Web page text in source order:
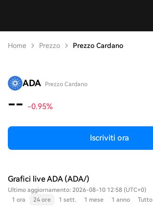
Home Prezzo Prezzo Cardano
ADA Prezzo Cardano
-- -0.95%
Iscriviti ora
Grafici live ADA (ADA/)
Ultimo aggiornamento: 2026-08-10 12:58 (UTC+0)
1 ora
24 ore 1 sett. 1 mese 1 anno Tutto